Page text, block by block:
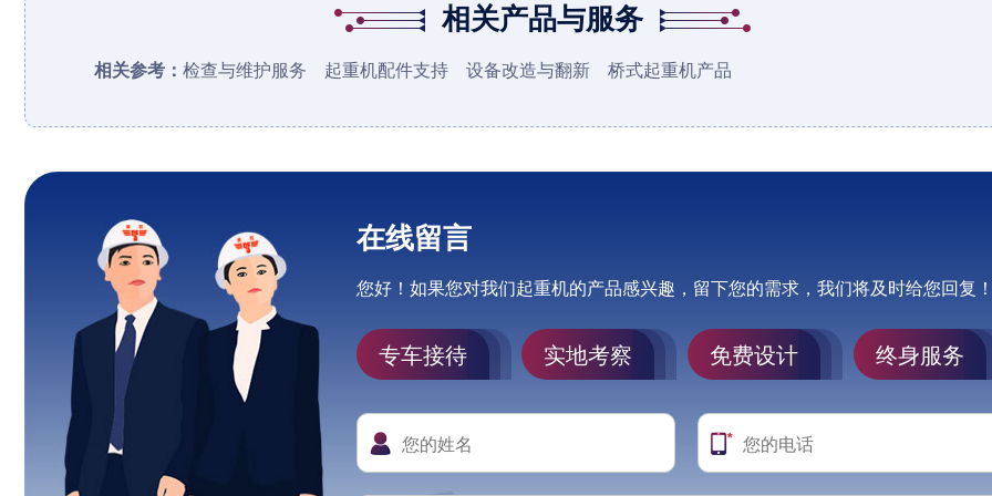
相关产品与服务
相关参考： 检查与维护服务 起重机配件支持 设备改造与翻新 桥式起重机产品
在线留言
您好！如果您对我们起重机的产品感兴趣，留下您的需求，我们将及时给您回复
专车接待 实地考察 免费设计 终身服务